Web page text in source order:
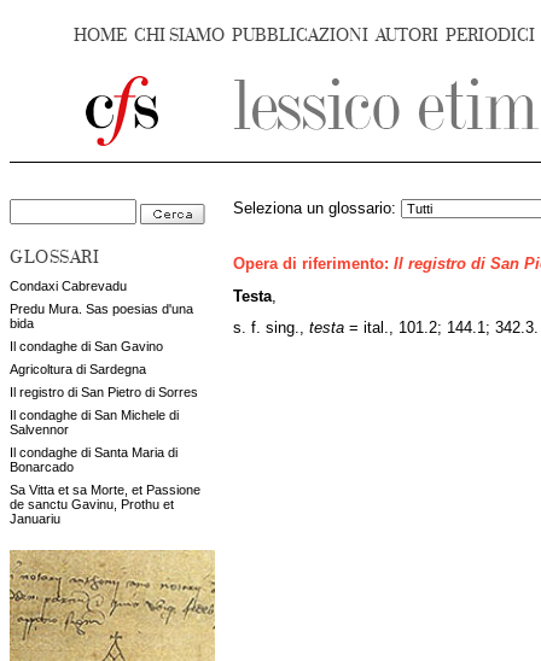
HOME CHI SIAMO PUBBLICAZIONI AUTORI PERIODICI
GLOSSARI
Condaxi Cabrevadu
Predu Mura. Sas poesias d'una
bida
Il condaghe di San Gavino
Agricoltura di Sardegna
Il registro di San Pietro di Sorres
Il condaghe di San Michele di
Salvennor
Il condaghe di Santa Maria di
Bonarcado
Sa Vitta et sa Morte, et Passione
de sanctu Gavinu, Prothu et
Januariu
Seleziona un glossario:
Opera di riferimento: Il registro di San
Testa
s. f. sing., testa = ital., 101.2; 144.1; 342.3.